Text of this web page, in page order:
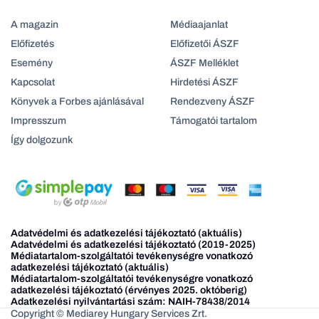
A magazin
Előfizetés
Esemény
Kapcsolat
Könyvek a Forbes ajánlásával
Impresszum
Így dolgozunk
Médiaajanlat
Előfizetői ÁSZF
ÁSZF Melléklet
Hirdetési ÁSZF
Rendezveny ÁSZF
Támogatói tartalom
Adatvédelmi és adatkezelési tájékoztató (aktuális)
Adatvédelmi és adatkezelési tájékoztató (2019-2025)
Médiatartalom-szolgáltatói tevékenységre vonatkozó
adatkezelési tájékoztató (aktuális)
Médiatartalom-szolgáltatói tevékenységre vonatkozó
adatkezelési tájékoztató (érvényes 2025. októberig)
Adatkezelési nyilvántartási szám: NAIH-78438/2014
Copyright © Mediarey Hungary Services Zrt.